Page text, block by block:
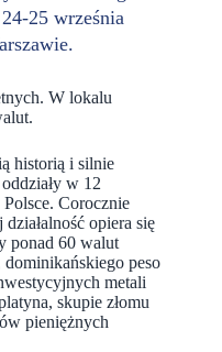
25 września
W lokalu
historią i silnie
w 12
Corocznie
opiera się
ponad 60 walut
dominikańskiego peso
metali
skupie złomu
pieniężnych